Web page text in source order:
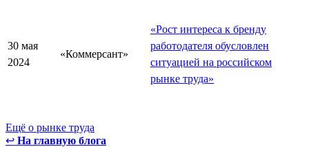
30 мая
2024
«Коммерсант»
«Рост интереса к бренду
работодателя обусловлен
ситуацией на российском
рынке труда»
Ещё о рынке труда
↩ На главную блога